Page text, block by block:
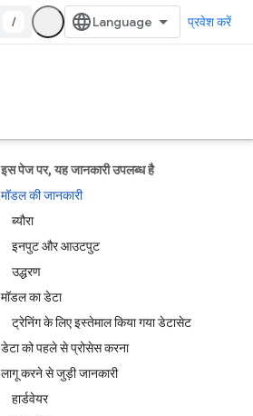
/ प्रवेश करें
इस पेज पर, यह जानकारी उपलब्ध है
मॉडल की जानकारी
ब्यौरा
इनपुट और आउटपुट
उद्धरण
मॉडल का डेटा
ट्रेनिंग के लिए इस्तेमाल किया गया डेटासेट
डेटा को पहले से प्रोसेस करना
लागू करने से जुड़ी जानकारी
हार्डवेयर